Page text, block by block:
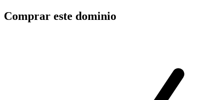
Comprar este dominio